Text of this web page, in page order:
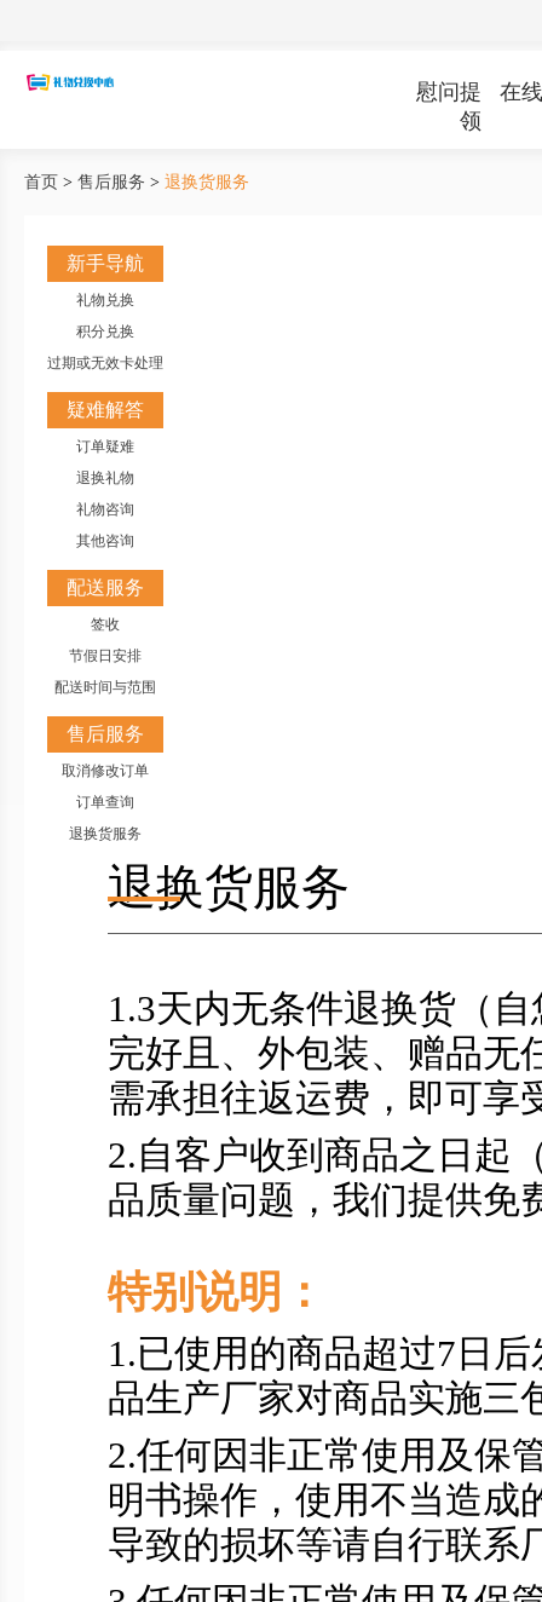
慰问提
领
在
首页 > 售后服务 > 退换货服务
新手导航
礼物兑换
积分兑换
过期或无效卡处理
疑难解答
订单疑难
退换礼物
礼物咨询
其他咨询
配送服务
签收
节假日安排
配送时间与范围
售后服务
取消修改订单
订单查询
退换货服务
退换货服务
1.3天内无条件退换货（
完好且、外包装、赠品无
需承担往返运费，即可享
2.自客户收到商品之日起
品质量问题，我们提供免
特别说明：
1.已使用的商品超过7日
品生产厂家对商品实施三
2.任何因非正常使用及保
明书操作，使用不当造成
导致的损坏等请自行联系